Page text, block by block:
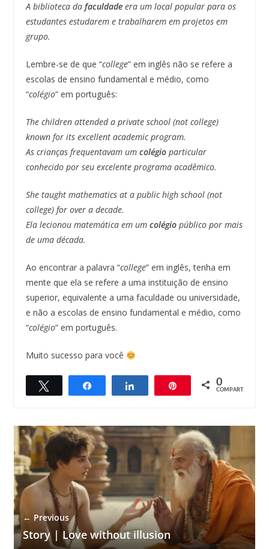
A biblioteca da faculdadeera um local popular para os
estudantes estudarem e trabalharem em projetos em
grupo.
Lembre-se de que “college” em inglês não se refere a
escolas de ensino fundamental e médio, como
“colégio” em português:
The children attended a private school (not college)
known for its excellent academic program.
As crianças frequentavam um colégioparticular
conhecido por seu excelente programa acadêmico.
She taught mathematics at a public high school (not
college) for over a decade.
Ela lecionou matemática em um colégiopúblico por mais
de uma década.
Ao encontrar a palavra “college” em inglês, tenha em
mente que ela se refere a uma instituição de ensino
superior, equivalente a uma faculdade ou universidade,
e não a escolas de ensino fundamental e médio, como
“colégio” em português.
Muito sucesso para você
Compartilhar Compartilhar 0
COMPART.
← Previous
Story | Love without illusion